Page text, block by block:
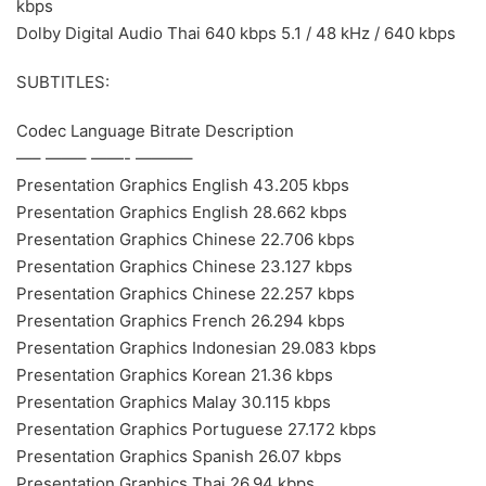
kbps
Dolby Digital Audio Thai 640 kbps 5.1 / 48 kHz / 640 kbps
SUBTITLES:
Codec Language Bitrate Description
—– ——– ——- ———–
Presentation Graphics English 43.205 kbps
Presentation Graphics English 28.662 kbps
Presentation Graphics Chinese 22.706 kbps
Presentation Graphics Chinese 23.127 kbps
Presentation Graphics Chinese 22.257 kbps
Presentation Graphics French 26.294 kbps
Presentation Graphics Indonesian 29.083 kbps
Presentation Graphics Korean 21.36 kbps
Presentation Graphics Malay 30.115 kbps
Presentation Graphics Portuguese 27.172 kbps
Presentation Graphics Spanish 26.07 kbps